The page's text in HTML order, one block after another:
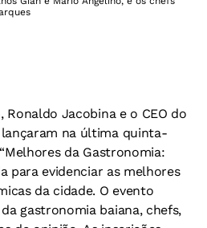
Jacobina e o CEO do
na última quinta-
da Gastronomia:
para evidenciar as melhores
da cidade. O evento
gastronomia baiana, chefs,